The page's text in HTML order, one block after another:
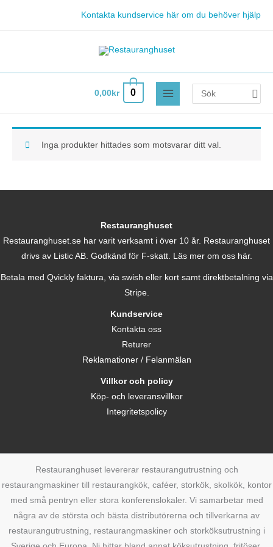
Kontakta kundservice här om du behöver hjälp
0,00kr 0
for:
Inga produkter hittades som motsvarar ditt val.
Restauranghuset
Restauranghuset.se har varit verksamt i över 10 år. Restauranghuset
drivs av Listic AB. Godkänd för F-skatt. Läs mer om oss här.
Betala med Qvickly faktura, via swish eller kort samt direktbetalning via
Stripe.
Kundservice
Kontakta oss
Returer
Reklamationer / Felanmälan
Villkor och policy
Köp- och leveransvillkor
Integritetspolicy
Restauranghuset levererar restaurangutrustning och
restaurangmaskiner till restaurangkök, caféer, storkök, skolkök, kontor
med små pentryn eller stora konferenslokaler. Vi samarbetar med
några av de största och bästa distributörerna och tillverkarna av
restaurangutrustning, restaurangmaskiner och storköksutrustning i